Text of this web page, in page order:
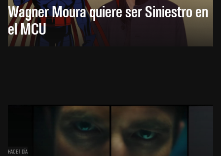
Wagner Moura quiere ser Siniestro en
el MCU
HACE 1 DÍA